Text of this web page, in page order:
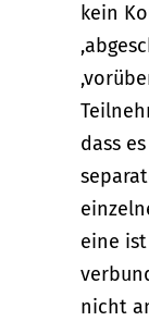
kein
dass
eine
nicht